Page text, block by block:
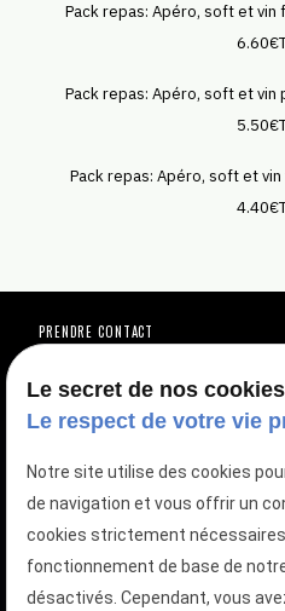
Pack repas: Apéro, soft et vin
Pack repas: Apéro, soft et vin
Pack repas: Apéro, soft et
PRENDRE CONTACT
Vous êtes intéressé(e)
prestations ?
TÉLÉPHONEZ AU
01 88 24 23 12
Le secret de nos
Le respect de votre vie
Notre site utilise des cookies
de navigation et vous offrir un
cookies strictement
fonctionnement de base de
désactivés. Cependant, vous